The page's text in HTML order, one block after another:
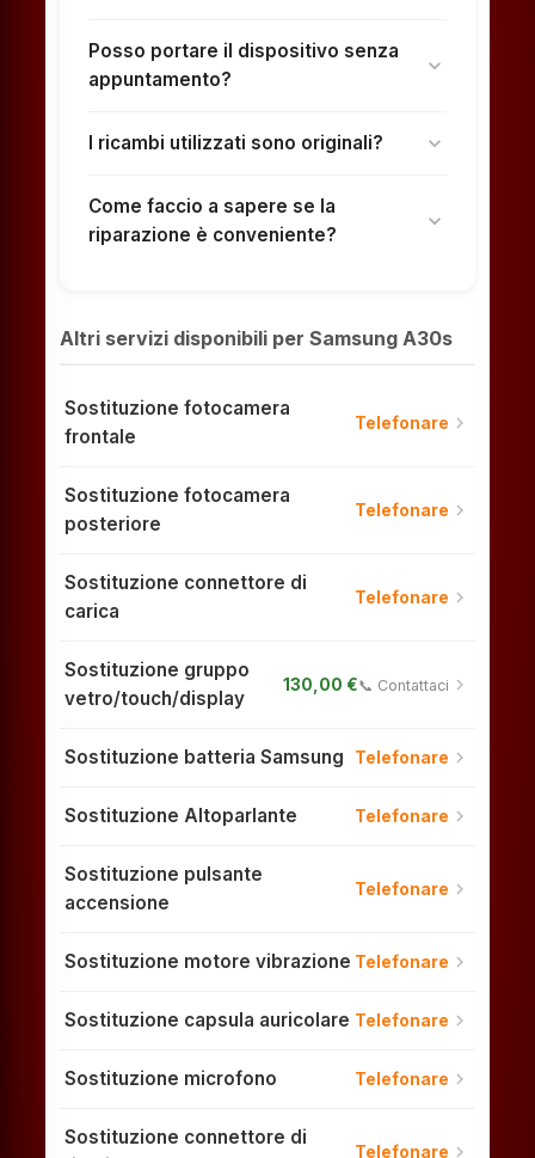
Posso portare il dispositivo senza
appuntamento?
expand_more
I ricambi utilizzati sono originali? expand_more
Come faccio a sapere se la
riparazione è conveniente?
expand_more
Altri servizi disponibili per Samsung A30s
Sostituzione fotocamera
frontale
Telefonare chevron_right
Sostituzione fotocamera
posteriore
Telefonare chevron_right
Sostituzione connettore di
carica
Telefonare chevron_right
Sostituzione gruppo
vetro/touch/display
130,00 €📞 Contattaci chevron_right
Sostituzione batteria Samsung Telefonare chevron_right
Sostituzione Altoparlante Telefonare chevron_right
Sostituzione pulsante
accensione
Telefonare chevron_right
Sostituzione motore vibrazione Telefonare chevron_right
Sostituzione capsula auricolare Telefonare chevron_right
Sostituzione microfono Telefonare chevron_right
Sostituzione connettore di
Telefonare chevron_right